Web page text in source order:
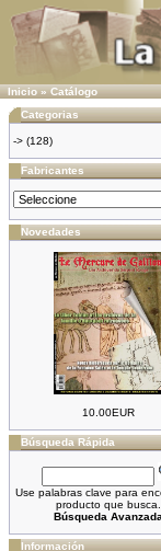
Inicio»Catálogo
Categorias
-> (128)
Fabricantes
Novedades
10.00EUR
Búsqueda Rápida
Use palabras clave para
producto que busca.
Búsqueda Avanzada
Información